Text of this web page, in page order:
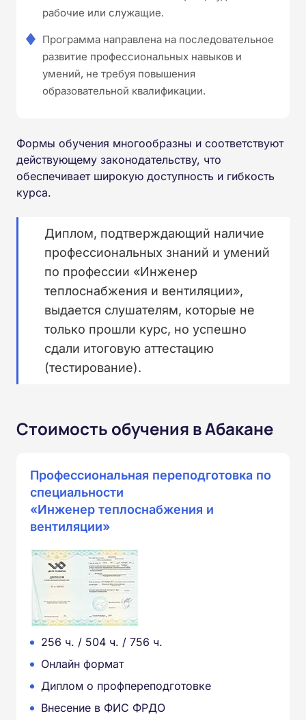
рабочие или служащие.
Программа направлена на последовательное
развитие профессиональных навыков и
умений, не требуя повышения
образовательной квалификации.
Формы обучения многообразны и соответствуют
действующему законодательству, что
обеспечивает широкую доступность и гибкость
курса.
Диплом, подтверждающий наличие
профессиональных знаний и умений
по профессии «Инженер
теплоснабжения и вентиляции»,
выдается слушателям, которые не
только прошли курс, но успешно
сдали итоговую аттестацию
(тестирование).
Стоимость обучения в Абакане
Профессиональная переподготовка по
специальности
«Инженер теплоснабжения и
вентиляции»
256 ч. / 504 ч. / 756 ч.
Онлайн формат
Диплом о профпереподготовке
Внесение в ФИС ФРДО